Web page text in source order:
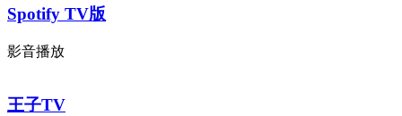
Spotify TV版
影音播放
王子TV